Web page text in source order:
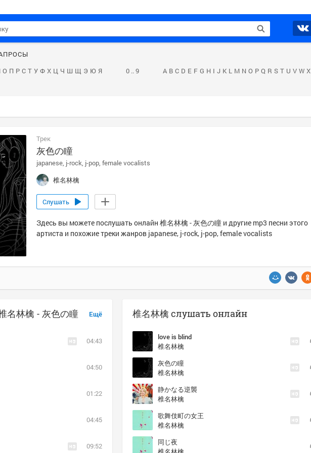
О П Р С Т У Ф Х Ц Ч Ш Щ Э Ю Я 0 .. 9 A B C D E F G H I J K L M N O P Q R S T U V W X
Трек
灰色の瞳
japanese j-rock j-pop female vocalists
椎名林檎
Слушать
Здесь вы можете послушать онлайн 椎名林檎 - 灰色の瞳 и другие mp3 песни этого
артиста и похожие треки жанров japanese, j-rock, j-pop, female vocalists
Ещё
林檎 - 灰色の瞳
04:43
04:50
01:22
04:45
09:52
椎名林檎 слушать онлайн
love is blind
椎名林檎
灰色の瞳
椎名林檎
静かなる逆襲
椎名林檎
歌舞伎町の女王
椎名林檎
同じ夜